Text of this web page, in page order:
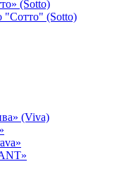
(Sotto)
"Сотто" (Sotto)
(Viva)